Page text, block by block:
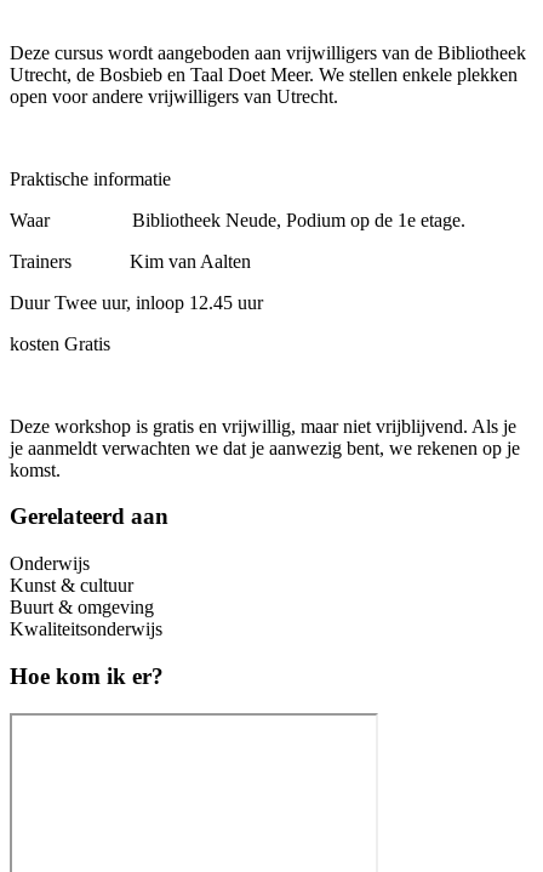
Deze cursus wordt aangeboden aan vrijwilligers van de Bibliotheek
Utrecht, de Bosbieb en Taal Doet Meer. We stellen enkele plekken
open voor andere vrijwilligers van Utrecht.
Praktische informatie
Waar Bibliotheek Neude, Podium op de 1e etage.
Trainers Kim van Aalten
Duur Twee uur, inloop 12.45 uur
kosten Gratis
Deze workshop is gratis en vrijwillig, maar niet vrijblijvend. Als je
je aanmeldt verwachten we dat je aanwezig bent, we rekenen op je
komst.
Gerelateerd aan
Onderwijs
Kunst & cultuur
Buurt & omgeving
Kwaliteitsonderwijs
Hoe kom ik er?